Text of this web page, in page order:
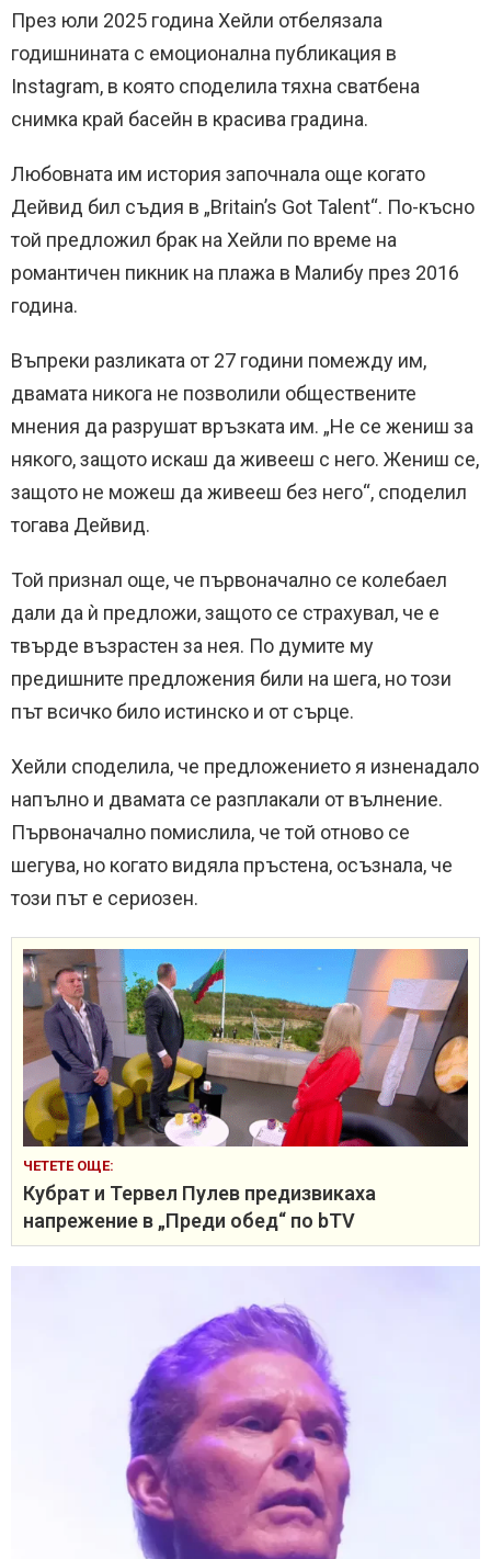
През юли 2025 година Хейли отбелязала
годишнината с емоционална публикация в
Instagram, в която споделила тяхна сватбена
снимка край басейн в красива градина.
Любовната им история започнала още когато
Дейвид бил съдия в „Britain’s Got Talent“. По-късно
той предложил брак на Хейли по време на
романтичен пикник на плажа в Малибу през 2016
година.
Въпреки разликата от 27 години помежду им,
двамата никога не позволили обществените
мнения да разрушат връзката им. „Не се жениш за
някого, защото искаш да живееш с него. Жениш се,
защото не можеш да живееш без него“, споделил
тогава Дейвид.
Той признал още, че първоначално се колебаел
дали да ѝ предложи, защото се страхувал, че е
твърде възрастен за нея. По думите му
предишните предложения били на шега, но този
път всичко било истинско и от сърце.
Хейли споделила, че предложението я изненадало
напълно и двамата се разплакали от вълнение.
Първоначално помислила, че той отново се
шегува, но когато видяла пръстена, осъзнала, че
този път е сериозен.
ЧЕТЕТЕ ОЩЕ:
Кубрат и Тервел Пулев предизвикаха
напрежение в „Преди обед“ по bTV